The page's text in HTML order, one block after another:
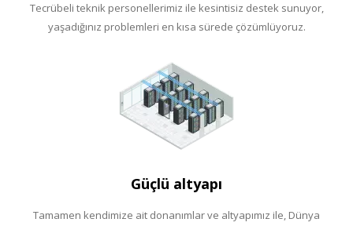
Tecrübeli teknik personellerimiz ile kesintisiz destek sunuyor,
yaşadığınız problemleri en kısa sürede çözümlüyoruz.
Güçlü altyapı
Tamamen kendimize ait donanımlar ve altyapımız ile, Dünya